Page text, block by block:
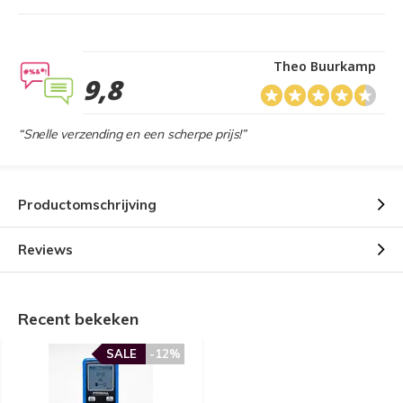
9,8
Theo Buurkamp
“Snelle verzending en een scherpe prijs!”
Productomschrijving
Reviews
Recent bekeken
-12%
SALE